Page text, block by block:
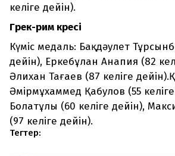
келіге дейін).
Грек-рим күресі
Күміс медаль: Бақдәулет
дейін), Еркебұлан Анапия (82
Әлихан Тағаев (87 келіге
Әмірмұхаммед Қабулов (55
Болатұлы (60 келіге дейін),
(97 келіге дейін).
Тегтер: